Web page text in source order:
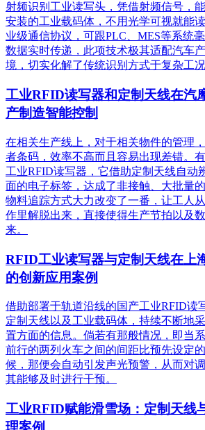
射频识别工业读写头，凭借射频信号，
安装的工业载码体，不用光学可视就能
业级通信协议，可跟PLC、MES等系统
数据实时传递，此项技术极其适配汽车
境，切实化解了传统识别方式于复杂工
工业RFID读写器和定制天线在汽
产制造智能控制
在相关生产线上，对于相关物件的管理
者条码，效率不高而且容易出现差错。
工业RFID读写器，它借助定制天线自动
面的电子标签，达成了非接触、大批量
物料追踪方式大力改变了一番，让工人
作里解脱出来，直接使得生产节拍以及
来。
RFID工业读写器与定制天线在上
的创新应用案例
借助部署于轨道沿线的国产工业RFID读
定制天线以及工业载码体，持续不断地
置方面的信息。倘若有那般情况，即当
前行的两列火车之间的间距比预先设定
候，那便会自动引发声光预警，从而对
其能够及时进行干预。
工业RFID赋能滑雪场：定制天线
理案例